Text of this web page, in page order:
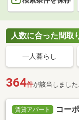
人数に合った間取
一人暮らし
364件が該当しました
賃貸アパート コー